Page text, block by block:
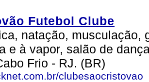
Futebol Clube
natação, musculação,
e à vapor, salão de
Frio - RJ. (BR)
clubesaocristovao